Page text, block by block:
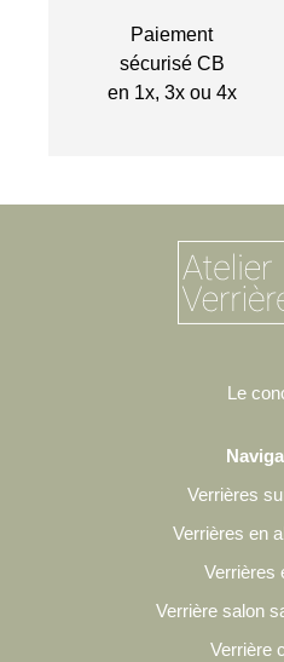
Paiement
sécurisé CB
en 1x, 3x ou 4x
Le
Verrières
Verrières en
Verrières
Verrière salon
Verrière